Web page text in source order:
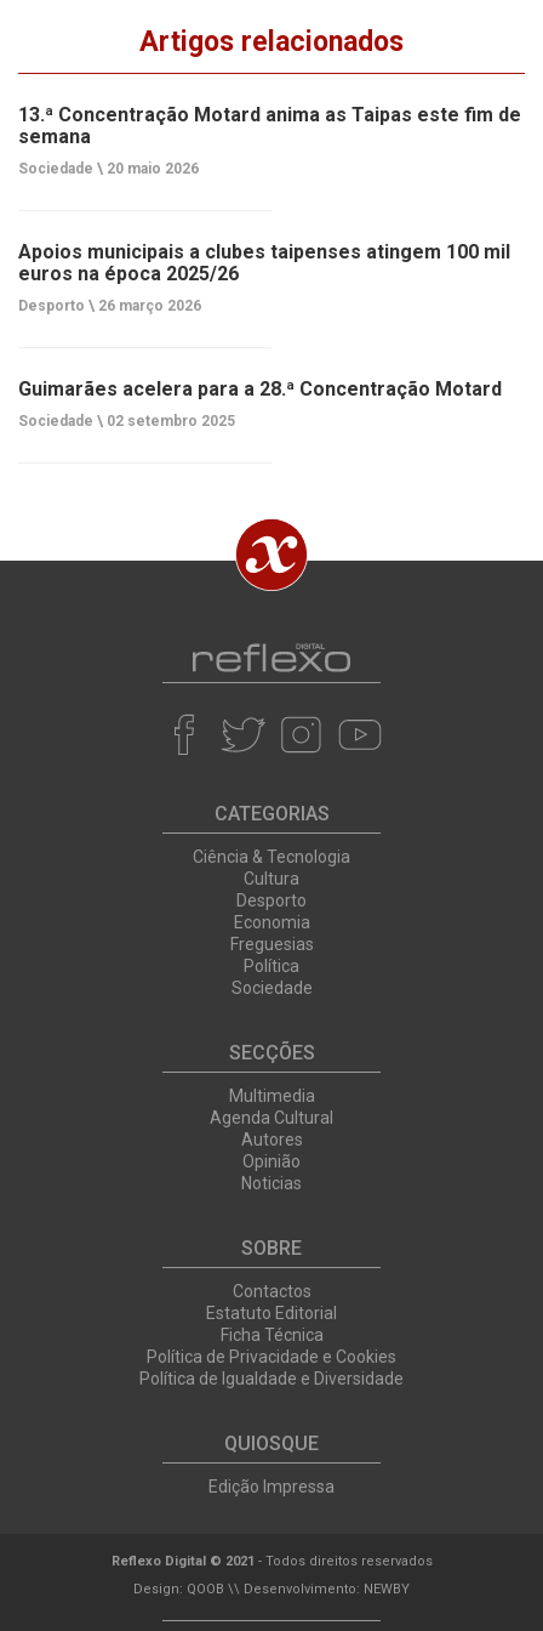
Artigos relacionados
13.ª Concentração Motard anima as Taipas este fim de
semana
Sociedade \ 20 maio 2026
Apoios municipais a clubes taipenses atingem 100 mil
euros na época 2025/26
Desporto \ 26 março 2026
Guimarães acelera para a 28.ª Concentração Motard
Sociedade \ 02 setembro 2025
CATEGORIAS
Ciência & Tecnologia
Cultura
Desporto
Economia
Freguesias
Política
Sociedade
SECÇÕES
Multimedia
Agenda Cultural
Autores
Opinião
Noticias
SOBRE
Contactos
Estatuto Editorial
Ficha Técnica
Política de Privacidade e Cookies
Política de Igualdade e Diversidade
QUIOSQUE
Edição Impressa
Reflexo Digital © 2021 - Todos direitos reservados
Design: QOOB \\ Desenvolvimento: NEWBY